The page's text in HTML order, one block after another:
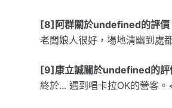
[8]阿群關於undefined的評價
老闆娘人很好，場地清幽到處
[9]康立誠關於undefined的評
終於... 遇到唱卡拉OK的營客